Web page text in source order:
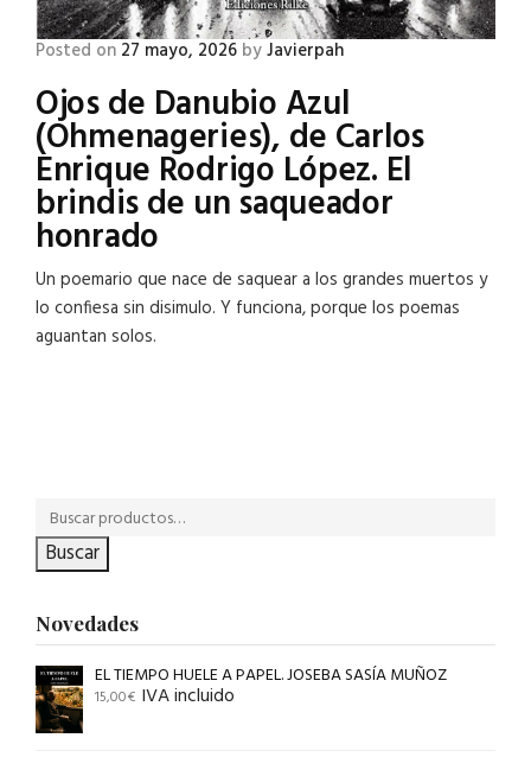
Posted on 27 mayo, 2026 byJavierpah
Ojos de Danubio Azul
(Ohmenageries), de Carlos
Enrique Rodrigo López. El
brindis de un saqueador
honrado
Un poemario que nace de saquear a los grandes muertos y
lo confiesa sin disimulo. Y funciona, porque los poemas
aguantan solos.
Buscar
Novedades
EL TIEMPO HUELE A PAPEL. JOSEBA SASÍA MUÑOZ
15,00€ IVA incluido